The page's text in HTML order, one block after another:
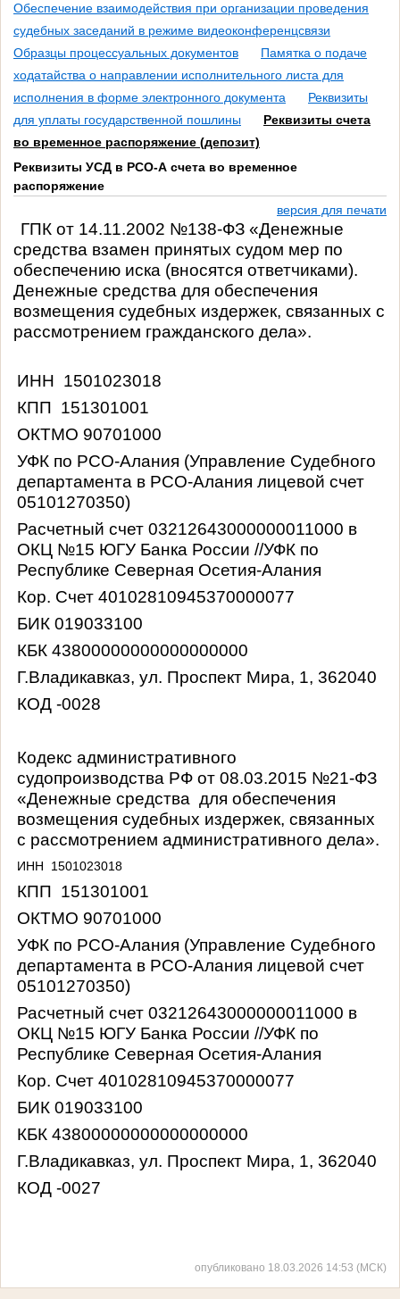
Обеспечение взаимодействия при организации проведения
судебных заседаний в режиме видеоконференцсвязи
Образцы процессуальных документов
Памятка о подаче
ходатайства о направлении исполнительного листа для
исполнения в форме электронного документа
Реквизиты
для уплаты государственной пошлины
Реквизиты счета
во временное распоряжение (депозит)
Реквизиты УСД в РСО-А счета во временное
распоряжение
версия для печати
ГПК от 14.11.2002 №138-ФЗ «Денежные
средства взамен принятых судом мер по
обеспечению иска (вносятся ответчиками).
Денежные средства для обеспечения
возмещения судебных издержек, связанных с
рассмотрением гражданского дела».
ИНН 1501023018
КПП 151301001
ОКТМО 90701000
УФК по РСО-Алания (Управление Судебного
департамента в РСО-Алания лицевой счет
05101270350)
Расчетный счет 03212643000000011000 в
ОКЦ №15 ЮГУ Банка России //УФК по
Республике Северная Осетия-Алания
Кор. Счет 40102810945370000077
БИК 019033100
КБК 43800000000000000000
Г.Владикавказ, ул. Проспект Мира, 1, 362040
КОД -0028
Кодекс административного
судопроизводства РФ от 08.03.2015 №21-ФЗ
«Денежные средства для обеспечения
возмещения судебных издержек, связанных
с рассмотрением административного дела».
ИНН 1501023018
КПП 151301001
ОКТМО 90701000
УФК по РСО-Алания (Управление Судебного
департамента в РСО-Алания лицевой счет
05101270350)
Расчетный счет 03212643000000011000 в
ОКЦ №15 ЮГУ Банка России //УФК по
Республике Северная Осетия-Алания
Кор. Счет 40102810945370000077
БИК 019033100
КБК 43800000000000000000
Г.Владикавказ, ул. Проспект Мира, 1, 362040
КОД -0027
опубликовано 18.03.2026 14:53 (МСК)